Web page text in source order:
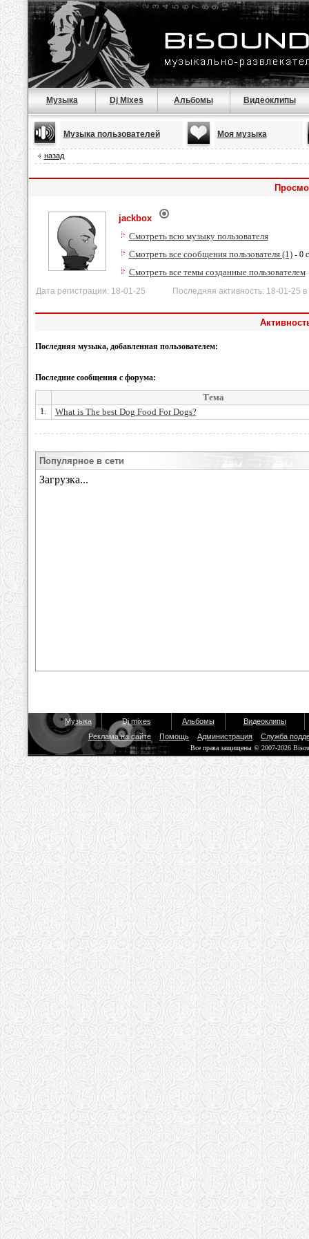
Музыка Dj Mixes Альбомы Видеоклипы
Музыка пользователей Моя музыка
назад
jackbox
Смотреть всю музыку пользователя
Смотреть все сообщения пользователя (1)- 0
Смотреть все темы созданные пользователем
Дата регистрации: 18-01-25 Последняя активность: 18-01-25 в
Последняя музыка, добавленная пользователем:
Последние сообщения с форума:
Тема
1. What is The best Dog Food For Dogs?
Популярное в сети
Музыка Dj mixes Альбомы
Видеоклипы
Реклама на сайте
Помощь Администрация Служба
Все права защищены © 2007-2026